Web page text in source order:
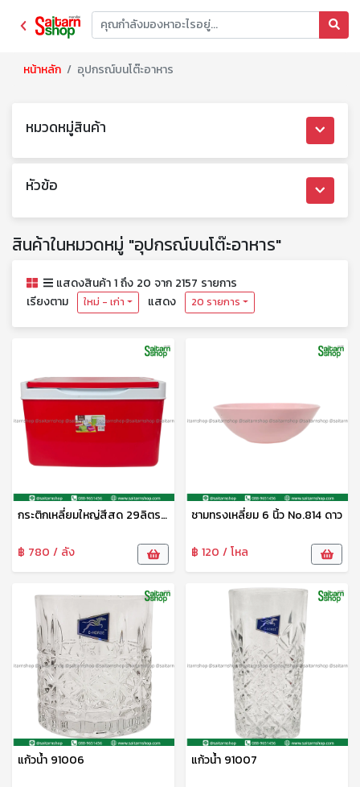
หน้าหลัก อุปกรณ์บนโต๊ะอาหาร
หมวดหมู่สินค้า
หัวข้อ
สินค้าในหมวดหมู่ "อุปกรณ์บนโต๊ะอาหาร"
แสดงสินค้า 1 ถึง 20 จาก 2157 รายการ
เรียงตาม
ใหม่ - เก่า แสดง 20 รายการ
กระติกเหลี่ยมใหญ่สีสด 29ลิตร No.259
฿ 780 / ลัง
ชามทรงเหลี่ยม 6 นิ้ว No.814 ดาว
฿ 120 / โหล
แก้วน้ำ 91006 แก้วน้ำ 91007